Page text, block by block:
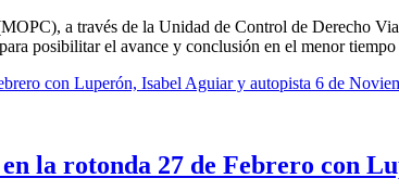
a través de la Unidad de Control de Derecho
posibilitar el avance y conclusión en el menor
la rotonda 27 de Febrero con